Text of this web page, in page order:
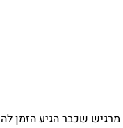
מרגיש שכבר הגיע הזמן